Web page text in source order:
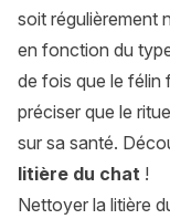
soit régulièrement
en fonction du
de fois que le félin
préciser que le
sur sa santé.
litière du chat !
Nettoyer la litière